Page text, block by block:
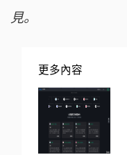
見。
更多內容